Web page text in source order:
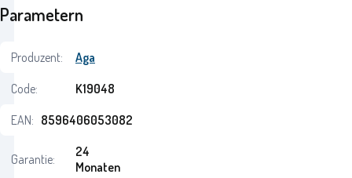
Parametern
Produzent:
Aga
Code:
K19048
EAN: 8596406053082
Garantie:
24
Monaten